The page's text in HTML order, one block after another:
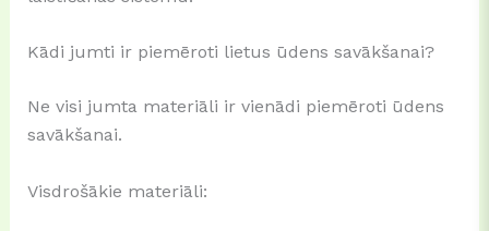
Kādi jumti ir piemēroti lietus ūdens savākšanai?
Ne visi jumta materiāli ir vienādi piemēroti ūdens
savākšanai.
Visdrošākie materiāli: